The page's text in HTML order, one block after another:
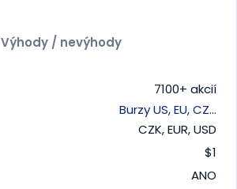
Výhody / nevýhody
7100+ akcií
Burzy US, EU, CZ…
CZK, EUR, USD
$1
ANO